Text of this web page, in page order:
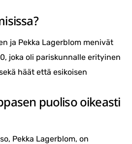
ja Pekka Lagerblom menivät
joka oli pariskunnalle erityinen
häät että esikoisen
puoliso oikeasti
Pekka Lagerblom, on